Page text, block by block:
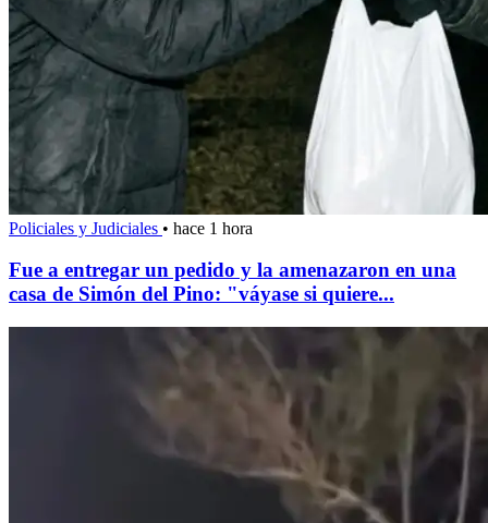
Policiales y Judiciales • hace 1 hora
Fue a entregar un pedido y la amenazaron en una
casa de Simón del Pino: "váyase si quiere...